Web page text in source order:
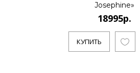
КУПИТЬ
Josephine»
18995р.
КУПИТЬ